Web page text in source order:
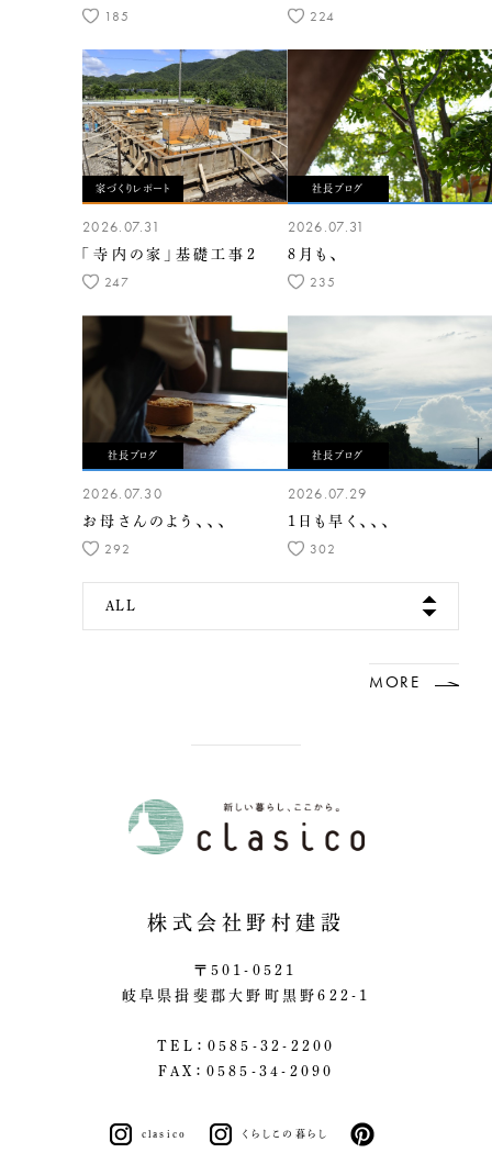
185 224
家づくりレポート
2026.07.31
「寺内の家」基礎工事2
247
社長ブログ
2026.07.31
8月も、
235
社長ブログ
2026.07.30
お母さんのよう、、、
292
社長ブログ
2026.07.29
1日も早く、、、
302
ALL
MORE
株式会社野村建設
〒501-0521
岐阜県揖斐郡大野町黒野622-1
TEL：0585-32-2200
FAX：0585-34-2090
clasico くらしこの暮らし